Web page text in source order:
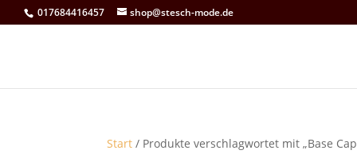
017684416457 shop@stesch-mode.de
Start / Produkte verschlagwortet mit „Base